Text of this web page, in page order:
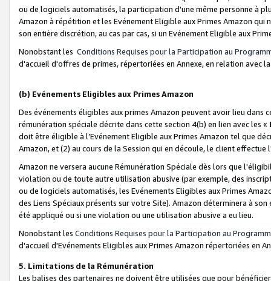
ou de logiciels automatisés, la participation d'une même personne à
Amazon à répétition et les Evénement Eligible aux Primes Amazon qui
son entière discrétion, au cas par cas, si un Evénement Eligible aux
Nonobstant les Conditions Requises pour la Participation au
d'accueil d'offres de primes, répertoriées en Annexe, en relation avec
(b) Evénements Eligibles aux Primes Amazon
Des événements éligibles aux primes Amazon peuvent avoir lieu dans
rémunération spéciale décrite dans cette section 4(b) en lien avec les «
doit être éligible à l’Evénement Eligible aux Primes Amazon tel que
Amazon, et (2) au cours de la Session qui en découle, le client
Amazon ne versera aucune Rémunération Spéciale dès lors que
violation ou de toute autre utilisation abusive (par exemple, des
ou de logiciels automatisés, les Evénements Eligibles aux Primes
des Liens Spéciaux présents sur votre Site). Amazon déterminera à
été appliqué ou si une violation ou une utilisation abusive a eu lieu.
Nonobstant les Conditions Requises pour la Participation au
d'accueil d'Evénements Eligibles aux Primes Amazon répertoriées en
5. Limitations de la Rémunération
Les balises des partenaires ne doivent être utilisées que pour